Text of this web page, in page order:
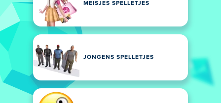
MEISJES SPELLETJES
JONGENS SPELLETJES